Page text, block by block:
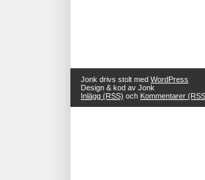
Jonk drivs stolt med WordPress
Design & kod av Jonk
Inlägg (RSS) och Kommentarer